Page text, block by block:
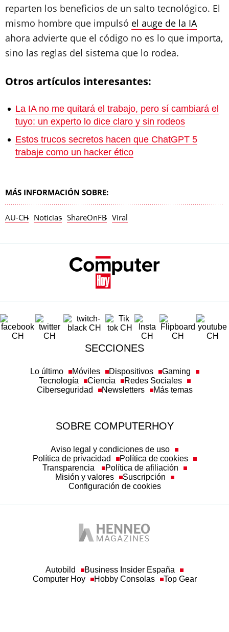
reparten los beneficios de un salto tecnológico. El
mismo hombre que impulsó el auge de la IA
ahora advierte que el código no es lo que importa,
sino las reglas del sistema que lo rodea.
Otros artículos interesantes:
La IA no me quitará el trabajo, pero sí cambiará el
tuyo: un experto lo dice claro y sin rodeos
Estos trucos secretos hacen que ChatGPT 5
trabaje como un hacker ético
MÁS INFORMACIÓN SOBRE:
AU-CH Noticias ShareOnFB Viral
SECCIONES
Lo último Móviles Dispositivos
Gaming
Tecnología
Ciencia
Redes Sociales
Ciberseguridad
Newsletters Más temas
SOBRE COMPUTERHOY
Aviso legal y condiciones de uso
Política de privacidad
Política de cookies
Transparencia
Política de afiliación
Misión y valores
Suscripción
Configuración de cookies
Autobild
Business Insider España
Computer Hoy
Hobby Consolas Top Gear